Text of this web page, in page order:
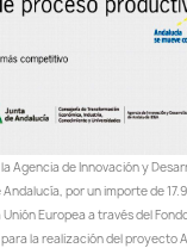
Agencia de Innovación y
por un importe de
Europea a través del
para la realización del proyecto